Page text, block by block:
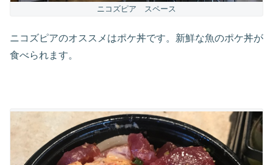
ニコズピア スペース
ニコズピアのオススメはポケ丼です。新鮮な魚のポケ丼が
食べられます。